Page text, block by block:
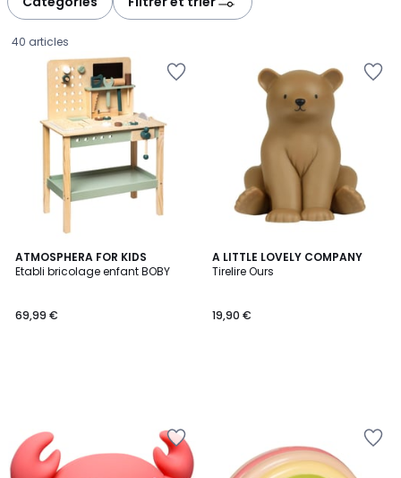
40 articles
ATMOSPHERA FOR KIDS
Etabli bricolage enfant BOBY
€.
69,99 €
A LITTLE LOVELY COMPANY
Tirelire Ours
19,90 €